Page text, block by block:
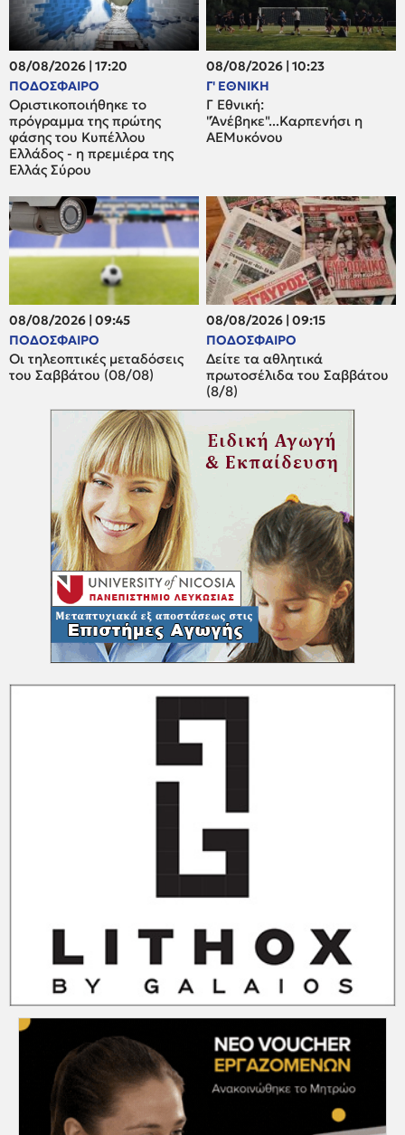
08/08/2026 | 17:20
ΠΟΔΟΣΦΑΙΡΟ
Οριστικοποιήθηκε το
πρόγραμμα της πρώτης
φάσης του Κυπέλλου
Ελλάδος - η πρεμιέρα της
Ελλάς Σύρου
08/08/2026 | 10:23
Γ' ΕΘΝΙΚΗ
Γ Εθνική:
"Άνέβηκε"...Καρπενήσι η
ΑΕΜυκόνου
08/08/2026 | 09:45
ΠΟΔΟΣΦΑΙΡΟ
Οι τηλεοπτικές μεταδόσεις
του Σαββάτου (08/08)
08/08/2026 | 09:15
ΠΟΔΟΣΦΑΙΡΟ
Δείτε τα αθλητικά
πρωτοσέλιδα του Σαββάτου
(8/8)